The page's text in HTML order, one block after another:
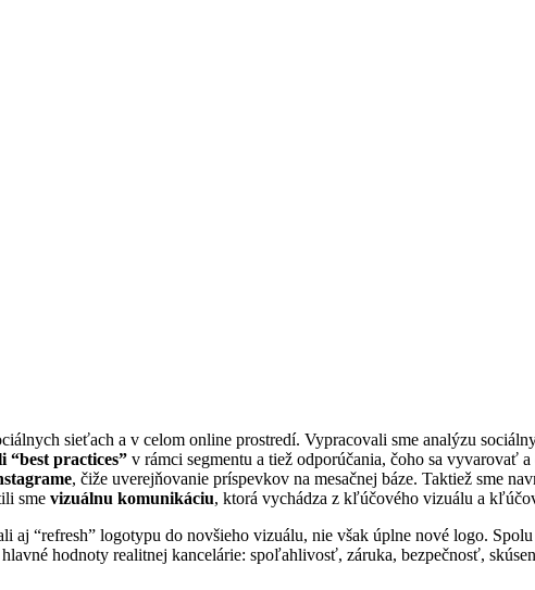
sieťach a v celom online prostredí. Vypracovali sme analýzu
“best practices” v rámci segmentu a tiež odporúčania, čoho sa vyvarovať
, čiže uverejňovanie príspevkov na mesačnej báze. Taktiež sme
sme vizuálnu komunikáciu, ktorá vychádza z kľúčového vizuálu a
“refresh” logotypu do novšieho vizuálu, nie však úplne nové logo.
hlavné hodnoty realitnej kancelárie: spoľahlivosť, záruka, bezpečnosť,